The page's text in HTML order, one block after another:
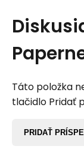
Táto položka
tlačidlo Pridať
PRIDAŤ